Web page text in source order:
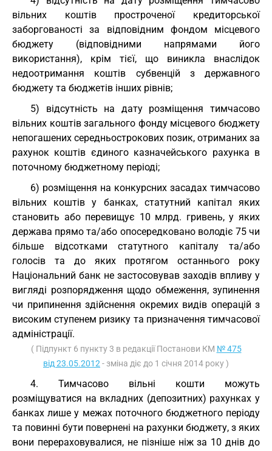
вільних коштів простроченої кредиторської
заборгованості за відповідним фондом місцевого
бюджету (відповідними напрямами його
використання), крім тієї, що виникла внаслідок
недоотримання коштів субвенцій з державного
бюджету та бюджетів інших рівнів;
5) відсутність на дату розміщення тимчасово
вільних коштів загального фонду місцевого бюджету
непогашених середньострокових позик, отриманих за
рахунок коштів єдиного казначейського рахунка в
поточному бюджетному періоді;
6) розміщення на конкурсних засадах тимчасово
вільних коштів у банках, статутний капітал яких
становить або перевищує 10 млрд. гривень, у яких
держава прямо та/або опосередковано володіє 75 чи
більше відсотками статутного капіталу та/або
голосів та до яких протягом останнього року
Національний банк не застосовував заходів впливу у
вигляді розпорядження щодо обмеження, зупинення
чи припинення здійснення окремих видів операцій з
високим ступенем ризику та призначення тимчасової
адміністрації.
( Підпункт 6 пункту 3 в редакції Постанови КМ № 475
від 23.05.2012 - зміна діє до 1 січня 2014 року )
4. Тимчасово вільні кошти можуть
розміщуватися на вкладних (депозитних) рахунках у
банках лише у межах поточного бюджетного періоду
та повинні бути повернені на рахунки бюджету, з яких
вони перераховувалися, не пізніше ніж за 10 днів до